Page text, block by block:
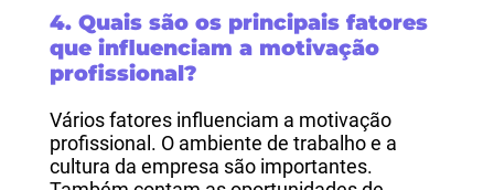
4. Quais são os principais fatores
que influenciam a motivação
profissional?
Vários fatores influenciam a motivação
profissional. O ambiente de trabalho e a
cultura da empresa são importantes.